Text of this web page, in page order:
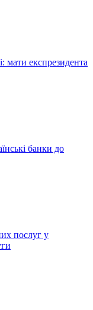
мати експрезидента
банки до
послуг у